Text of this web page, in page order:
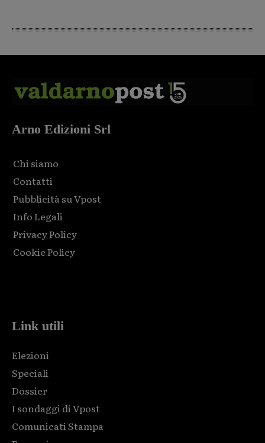
Arno Edizioni Srl
Chi siamo
Contatti
Pubblicità su Vpost
Info Legali
Privacy Policy
Cookie Policy
Link utili
Elezioni
Speciali
Dossier
I sondaggi di Vpost
Comunicati Stampa